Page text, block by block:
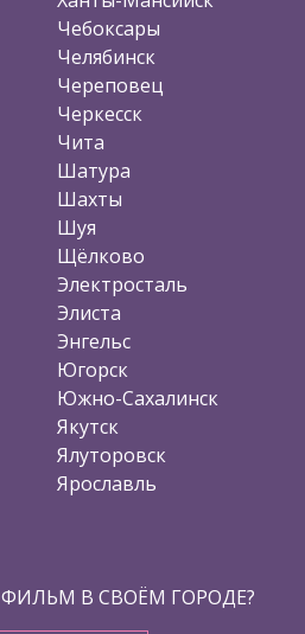
Чебоксары
Челябинск
Череповец
Черкесск
Чита
Шатура
Шахты
Шуя
Щёлково
Электросталь
Элиста
Энгельс
Югорск
Южно-Сахалинск
Якутск
Ялуторовск
Ярославль
В СВОЁМ ГОРОДЕ?